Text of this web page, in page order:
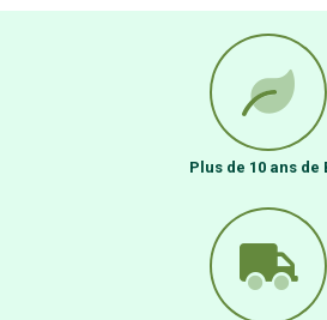
Plus de 10 ans de